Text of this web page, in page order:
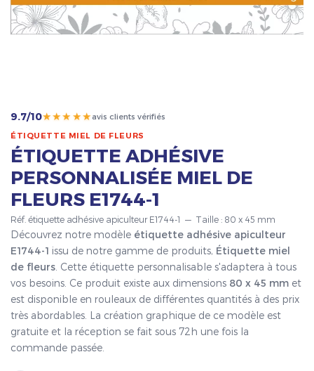
9.7/10★★★★★avis clients vérifiés
ÉTIQUETTE MIEL DE FLEURS
ÉTIQUETTE ADHÉSIVE
PERSONNALISÉE MIEL DE
FLEURS E1744-1
Réf. étiquette adhésive apiculteur E1744-1 — Taille : 80 x 45 mm
Découvrez notre modèle étiquette adhésive apiculteur
E1744-1 issu de notre gamme de produits, Étiquette miel
de fleurs . Cette étiquette personnalisable s'adaptera à tous
vos besoins. Ce produit existe aux dimensions 80 x 45 mm et
est disponible en rouleaux de différentes quantités à des prix
très abordables. La création graphique de ce modèle est
gratuite et la réception se fait sous 72h une fois la
commande passée.